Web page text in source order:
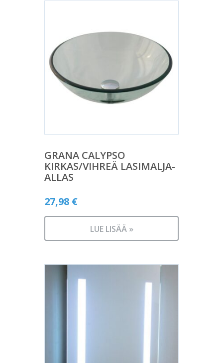
GRANA CALYPSO
KIRKAS/VIHREÄ LASIMALJA-
ALLAS
27,98 €
LUE LISÄÄ »